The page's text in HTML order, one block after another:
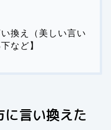
換え（美しい言い
など】
言い換えた